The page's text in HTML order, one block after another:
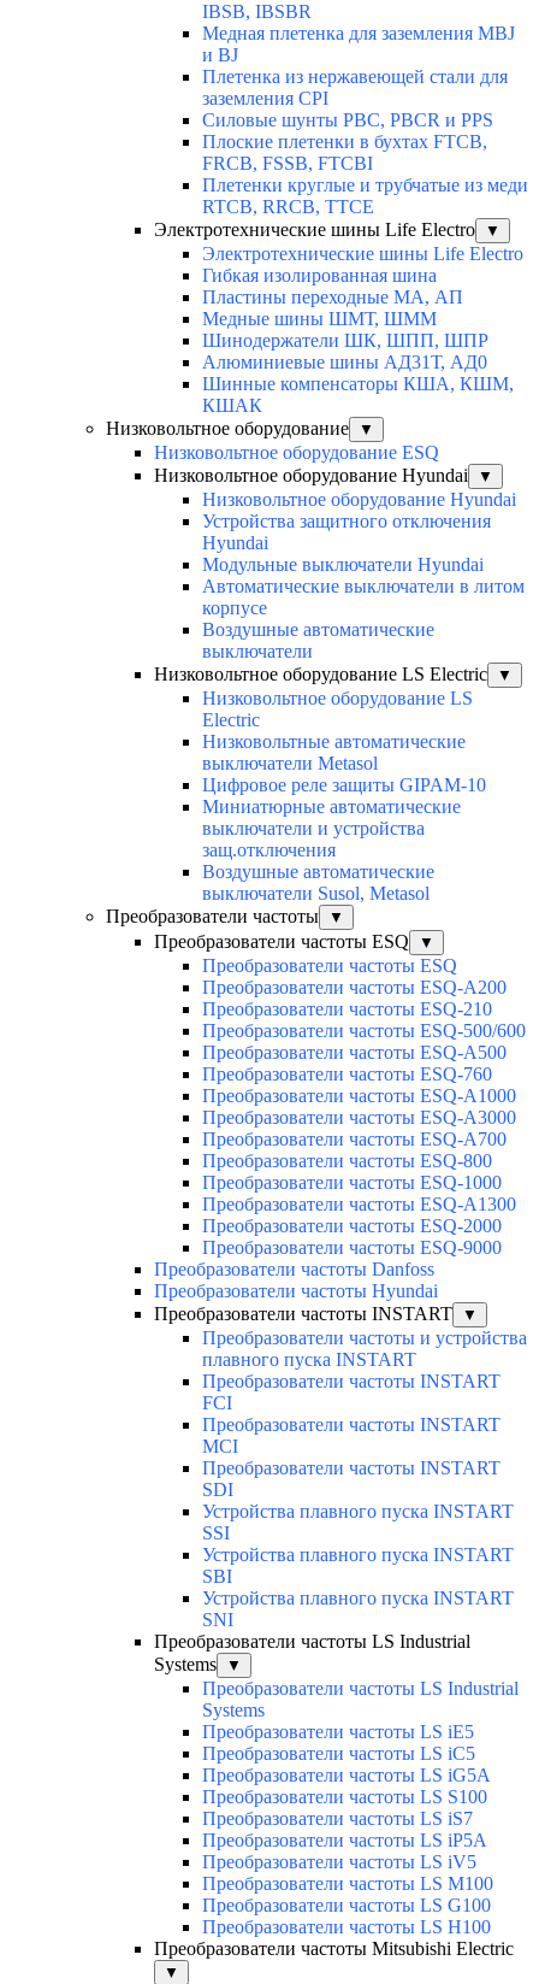
IBSB, IBSBR
Медная плетенка для заземления MBJ
и BJ
Плетенка из нержавеющей стали для
заземления CPI
Силовые шунты PBC, PBCR и PPS
Плоские плетенки в бухтах FTCB,
FRCB, FSSB, FTCBI
Плетенки круглые и трубчатые из меди
RTCB, RRCB, TTCE
Электротехнические шины Life Electro
▼
Электротехнические шины Life Electro
Гибкая изолированная шина
Пластины переходные МА, АП
Медные шины ШМТ, ШММ
Шинодержатели ШК, ШПП, ШПР
Алюминиевые шины АД31Т, АД0
Шинные компенсаторы КША, КШМ,
КШАК
Низковольтное оборудование
▼
Низковольтное оборудование ESQ
Низковольтное оборудование Hyundai
▼
Низковольтное оборудование Hyundai
Устройства защитного отключения
Hyundai
Модульные выключатели Hyundai
Автоматические выключатели в литом
корпусе
Воздушные автоматические
выключатели
Низковольтное оборудование LS Electric
▼
Низковольтное оборудование LS
Electric
Низковольтные автоматические
выключатели Metasol
Цифровое реле защиты GIPAM-10
Миниатюрные автоматические
выключатели и устройства
защ.отключения
Воздушные автоматические
выключатели Susol, Metasol
Преобразователи частоты
▼
Преобразователи частоты ESQ ▼
Преобразователи частоты ESQ
Преобразователи частоты ESQ-A200
Преобразователи частоты ESQ-210
Преобразователи частоты ESQ-500/600
Преобразователи частоты ESQ-A500
Преобразователи частоты ESQ-760
Преобразователи частоты ESQ-A1000
Преобразователи частоты ESQ-A3000
Преобразователи частоты ESQ-A700
Преобразователи частоты ESQ-800
Преобразователи частоты ESQ-1000
Преобразователи частоты ESQ-A1300
Преобразователи частоты ESQ-2000
Преобразователи частоты ESQ-9000
Преобразователи частоты Danfoss
Преобразователи частоты Hyundai
Преобразователи частоты INSTART
▼
Преобразователи частоты и устройства
плавного пуска INSTART
Преобразователи частоты INSTART
FCI
Преобразователи частоты INSTART
MCI
Преобразователи частоты INSTART
SDI
Устройства плавного пуска INSTART
SSI
Устройства плавного пуска INSTART
SBI
Устройства плавного пуска INSTART
SNI
Преобразователи частоты LS Industrial
Systems
▼
Преобразователи частоты LS Industrial
Systems
Преобразователи частоты LS iE5
Преобразователи частоты LS iC5
Преобразователи частоты LS iG5A
Преобразователи частоты LS S100
Преобразователи частоты LS iS7
Преобразователи частоты LS iP5A
Преобразователи частоты LS iV5
Преобразователи частоты LS M100
Преобразователи частоты LS G100
Преобразователи частоты LS H100
Преобразователи частоты Mitsubishi Electric
▼